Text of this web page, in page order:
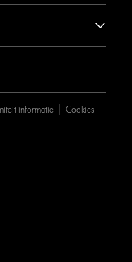
informatie
Cookies